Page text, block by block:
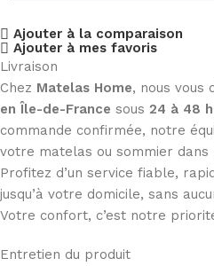
Ajouter à la comparaison
Ajouter à mes favoris
Livraison
Chez Matelas Home, nous vous
en Île-de-France sous 24 à 48
commande confirmée, notre
votre matelas ou sommier
Profitez d’un service fiable,
jusqu’à votre domicile, sans
Votre confort, c’est notre
Entretien du produit